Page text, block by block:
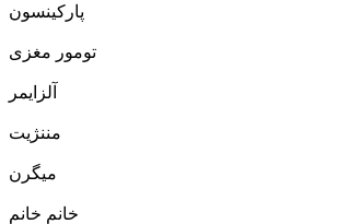
پارکینسون
تومور مغزی
آلزایمر
مننژیت
میگرن
خانم خانم